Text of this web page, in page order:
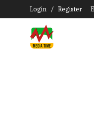
Login / Register